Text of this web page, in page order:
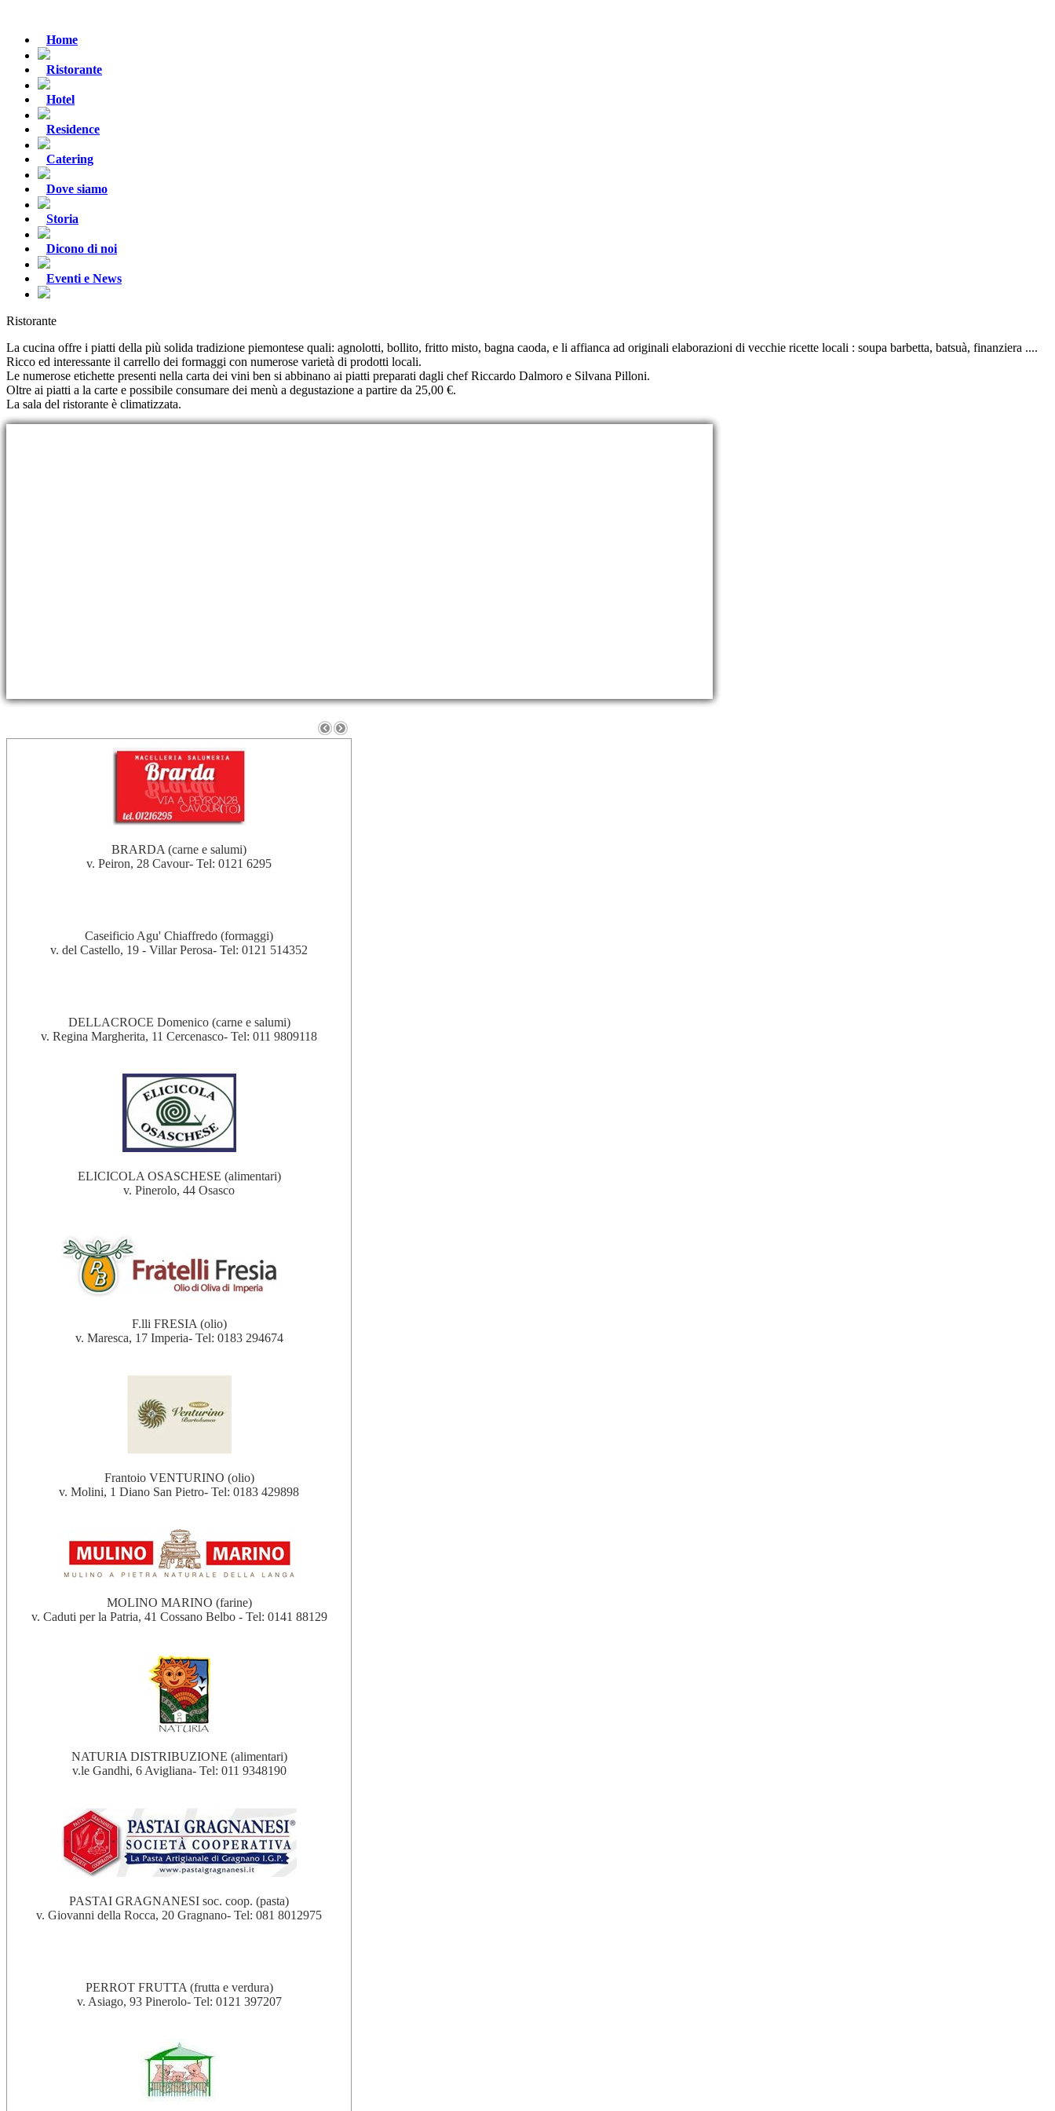
Home
Ristorante
Hotel
Residence
Catering
Dove siamo
Storia
Dicono di noi
Eventi e News
Ristorante
La cucina offre i piatti della più solida tradizione piemontese quali: agnolotti, bollito, fritto misto, bagna caoda, e li affianca ad originali elaborazioni di vecchie ricette locali : soupa barbetta, batsuà, finanziera ....
Ricco ed interessante il carrello dei formaggi con numerose varietà di prodotti locali.
Le numerose etichette presenti nella carta dei vini ben si abbinano ai piatti preparati dagli chef Riccardo Dalmoro e Silvana Pilloni.
Oltre ai piatti a la carte e possibile consumare dei menù a degustazione a partire da 25,00 €.
La sala del ristorante è climatizzata.
I nostri fornitori
BRARDA (carne e salumi)
v. Peiron, 28 Cavour- Tel: 0121 6295
Caseificio Agu' Chiaffredo (formaggi)
v. del Castello, 19 - Villar Perosa- Tel: 0121 514352
DELLACROCE Domenico (carne e salumi)
v. Regina Margherita, 11 Cercenasco- Tel: 011 9809118
ELICICOLA OSASCHESE (alimentari)
v. Pinerolo, 44 Osasco
F.lli FRESIA (olio)
v. Maresca, 17 Imperia- Tel: 0183 294674
Frantoio VENTURINO (olio)
v. Molini, 1 Diano San Pietro- Tel: 0183 429898
MOLINO MARINO (farine)
v. Caduti per la Patria, 41 Cossano Belbo - Tel: 0141 88129
NATURIA DISTRIBUZIONE (alimentari)
v.le Gandhi, 6 Avigliana- Tel: 011 9348190
PASTAI GRAGNANESI soc. coop. (pasta)
v. Giovanni della Rocca, 20 Gragnano- Tel: 081 8012975
PERROT FRUTTA (frutta e verdura)
v. Asiago, 93 Pinerolo- Tel: 0121 397207